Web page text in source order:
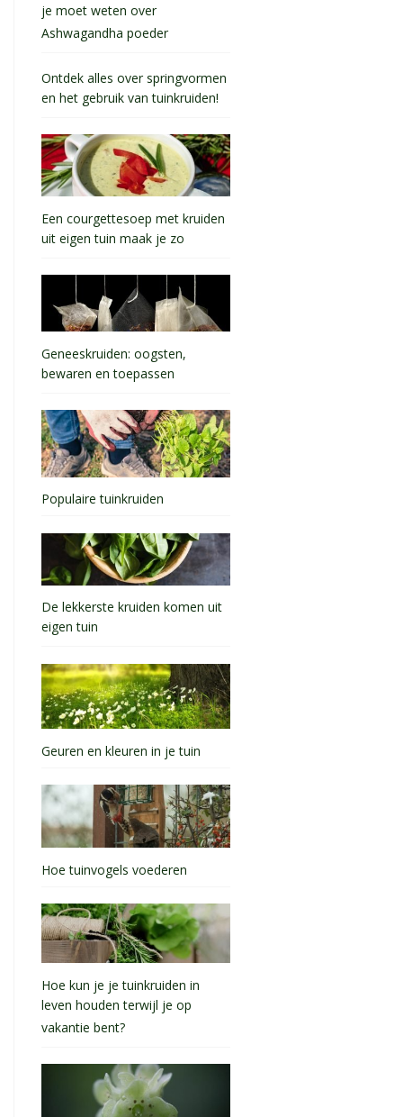
je moet weten over
Ashwagandha poeder
Ontdek alles over springvormen
en het gebruik van tuinkruiden!
Een courgettesoep met kruiden
uit eigen tuin maak je zo
Geneeskruiden: oogsten,
bewaren en toepassen
Populaire tuinkruiden
De lekkerste kruiden komen uit
eigen tuin
Geuren en kleuren in je tuin
Hoe tuinvogels voederen
Hoe kun je je tuinkruiden in
leven houden terwijl je op
vakantie bent?